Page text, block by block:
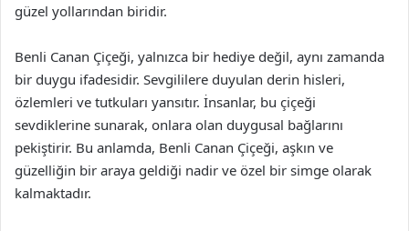
güzel yollarından biridir.
Benli Canan Çiçeği, yalnızca bir hediye değil, aynı zamanda
bir duygu ifadesidir. Sevgililere duyulan derin hisleri,
özlemleri ve tutkuları yansıtır. İnsanlar, bu çiçeği
sevdiklerine sunarak, onlara olan duygusal bağlarını
pekiştirir. Bu anlamda, Benli Canan Çiçeği, aşkın ve
güzelliğin bir araya geldiği nadir ve özel bir simge olarak
kalmaktadır.